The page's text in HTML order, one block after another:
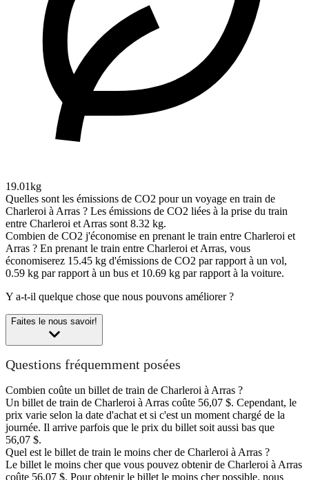
19.01kg
Quelles sont les émissions de CO2 pour un voyage en train de
Charleroi à Arras ? Les émissions de CO2 liées à la prise du train
entre Charleroi et Arras sont 8.32 kg.
Combien de CO2 j'économise en prenant le train entre Charleroi et
Arras ? En prenant le train entre Charleroi et Arras, vous
économiserez 15.45 kg d'émissions de CO2 par rapport à un vol,
0.59 kg par rapport à un bus et 10.69 kg par rapport à la voiture.
Y a-t-il quelque chose que nous pouvons améliorer ?
Faites le nous savoir!
Questions fréquemment posées
Combien coûte un billet de train de Charleroi à Arras ?
Un billet de train de Charleroi à Arras coûte 56,07 $. Cependant, le
prix varie selon la date d'achat et si c'est un moment chargé de la
journée. Il arrive parfois que le prix du billet soit aussi bas que
56,07 $.
Quel est le billet de train le moins cher de Charleroi à Arras ?
Le billet le moins cher que vous pouvez obtenir de Charleroi à Arras
coûte 56,07 $. Pour obtenir le billet le moins cher possible, nous